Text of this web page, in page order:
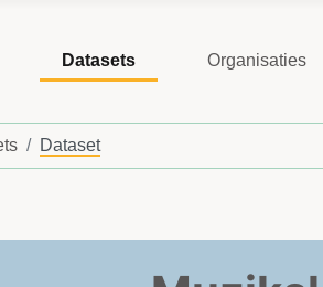
Datasets Organisaties
Dataset